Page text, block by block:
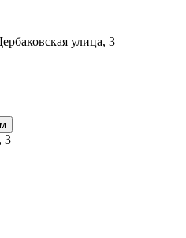
улица, 3
3